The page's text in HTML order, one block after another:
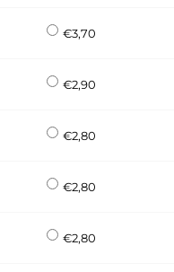
€3,70
€2,90
€2,80
€2,80
€2,80